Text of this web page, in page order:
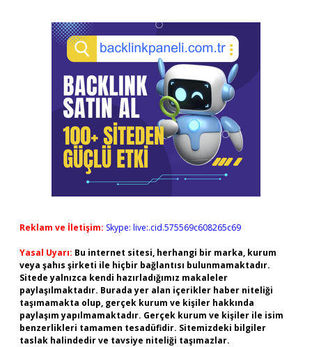
Reklam ve İletişim: Skype: live:.cid.575569c608265c69
Yasal Uyarı: Bu internet sitesi, herhangi bir marka, kurum
veya şahıs şirketi ile hiçbir bağlantısı bulunmamaktadır.
Sitede yalnızca kendi hazırladığımız makaleler
paylaşılmaktadır. Burada yer alan içerikler haber niteliği
taşımamakta olup, gerçek kurum ve kişiler hakkında
paylaşım yapılmamaktadır. Gerçek kurum ve kişiler ile isim
benzerlikleri tamamen tesadüfidir. Sitemizdeki bilgiler
taslak halindedir ve tavsiye niteliği taşımazlar.